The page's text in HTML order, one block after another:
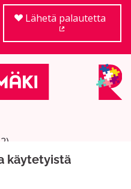
käytetyistä
Lähetä palautetta